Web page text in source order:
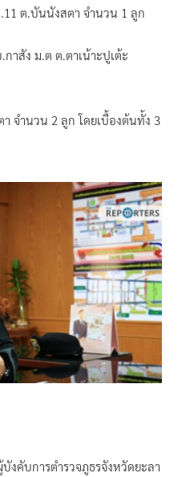
ต.บันนังสตา จำนวน 1 ลูก
าสัง ม.ต ต.ตาเน้าะปูเต้ะ
จำนวน 2 ลูก โดยเบื้องต้นทั้ง 3
คับการตำรวจภูธรจังหวัดยะลา